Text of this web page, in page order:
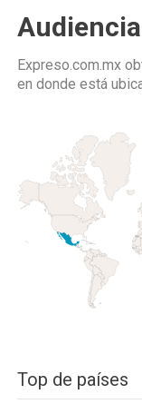
Expreso.com.mx
en donde está
Top de países